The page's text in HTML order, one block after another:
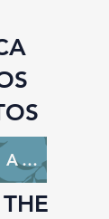
HAGA CLIC AQUÍ